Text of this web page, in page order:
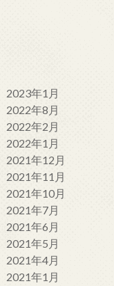
2023年1月
2022年8月
2022年2月
2022年1月
2021年12月
2021年11月
2021年10月
2021年7月
2021年6月
2021年5月
2021年4月
2021年1月